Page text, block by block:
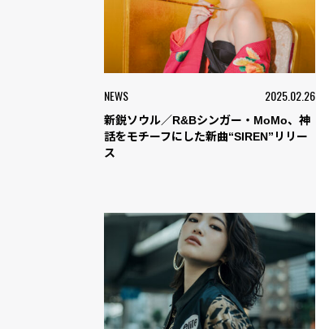
NEWS 2025.02.26
新鋭ソウル／R&Bシンガー・MoMo、神
話をモチーフにした新曲“SIREN”リリー
ス